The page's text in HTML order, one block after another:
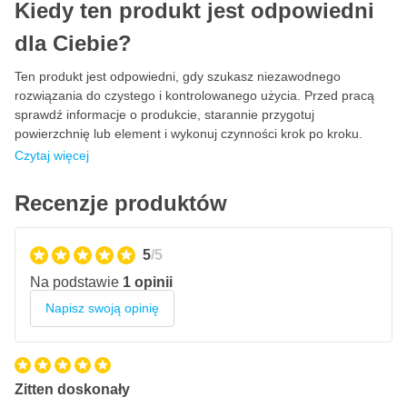
noszenia
Elastyczny pasek na nos zapewniający dokładne
dopasowanie do twarzy
Podwójna gumka zapewniająca bezpieczne dopasowanie
Samofiltrująca maska papierowa, lekka i wydajna
Pakowana po 10 sztuk, idealna do użytku profesjonalnego
Kiedy ten produkt jest odpowiedni
dla Ciebie?
Ten produkt jest odpowiedni, gdy szukasz niezawodnego
rozwiązania do czystego i kontrolowanego użycia. Przed pracą
sprawdź informacje o produkcie, starannie przygotuj
powierzchnię lub element i wykonuj czynności krok po kroku.
Czytaj więcej
Recenzje produktów
5/5
Na podstawie 1 opinii
Napisz swoją opinię
Zitten doskonały